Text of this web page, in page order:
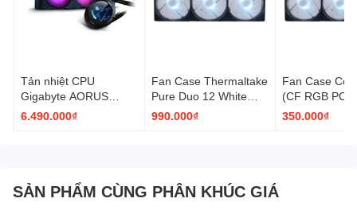
Tản nhiệt CPU
Gigabyte AORUS
WATERFORCE X 360
6.490.000₫
Fan Case Thermaltake
Pure Duo 12 White
ARGB (CL-F097-
990.000₫
Fan Case
(CF RGB PC
COOLERK)
350.000₫
SẢN PHẨM CÙNG PHÂN KHÚC GIÁ